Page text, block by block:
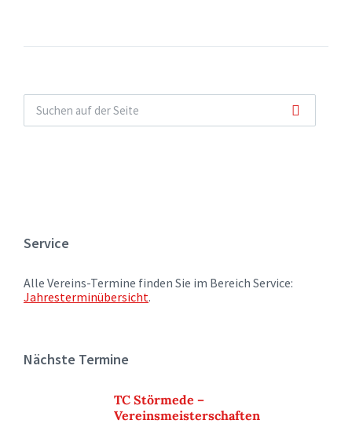
Service
Alle Vereins-Termine finden Sie im Bereich Service:
Jahresterminübersicht.
Nächste Termine
TC Störmede –
Vereinsmeisterschaften